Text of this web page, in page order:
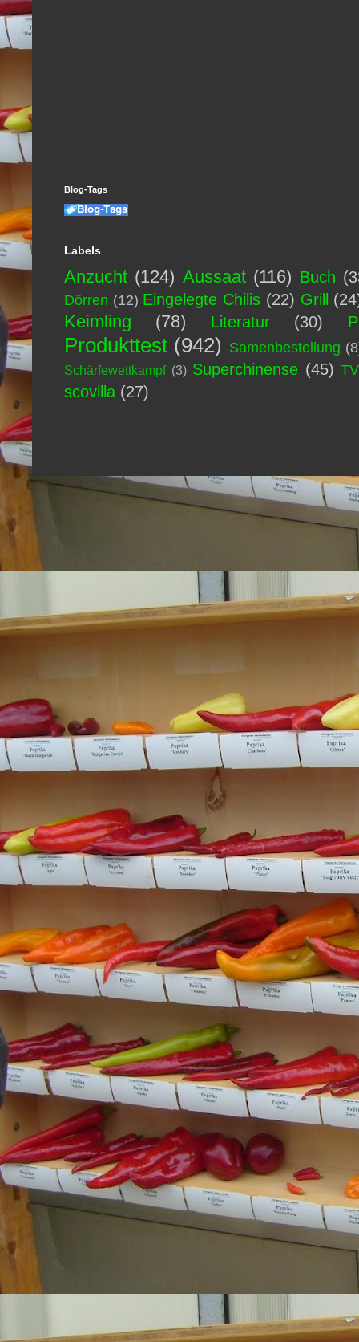
Blog-Tags
Labels
Anzucht (124) Aussaat (116) Buch
Dörren (12) Eingelegte Chilis (22) Grill
Keimling (78) Literatur (30)
Produkttest (942) Samenbestellung
Schärfewettkampf (3) Superchinense (45) TV
scovilla (27)